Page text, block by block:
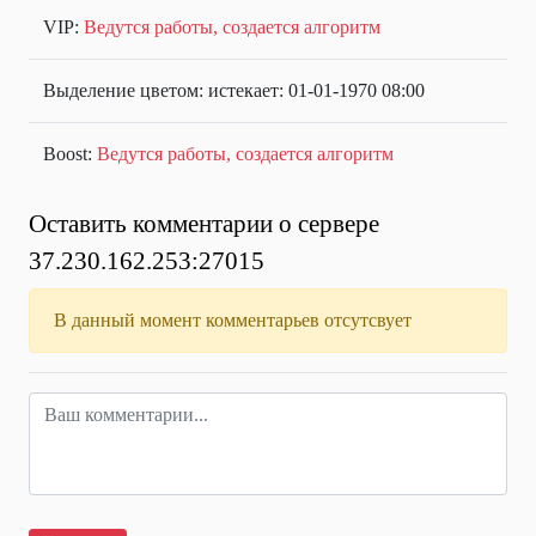
VIP: Ведутся работы, создается алгоритм
Выделение цветом: истекает: 01-01-1970 08:00
Boost: Ведутся работы, создается алгоритм
Оставить комментарии о сервере
37.230.162.253:27015
В данный момент комментарьев отсутсвует